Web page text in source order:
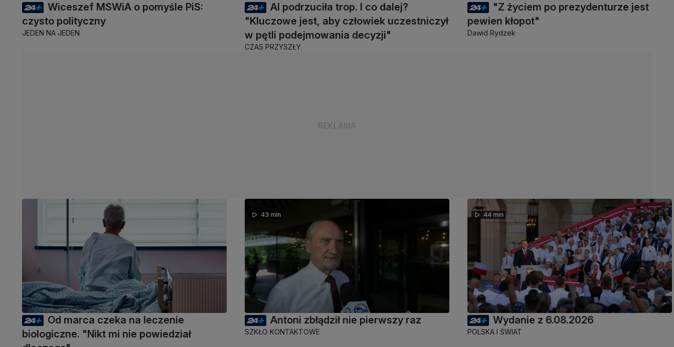
Wiceszef MSWiA o pomyśle PiS:
czysto polityczny
JEDEN NA JEDEN
AI podrzuciła trop. I co dalej?
"Kluczowe jest, aby człowiek uczestniczył
w pętli podejmowania decyzji"
CZAS PRZYSZŁY
"Z życiem po prezydenturze jest
pewien kłopot"
Dawid Rydzek
Od marca czeka na leczenie
biologiczne. "Nikt mi nie powiedział
43 min
Antoni zbłądził nie pierwszy raz
SZKŁO KONTAKTOWE
44 min
Wydanie z 6.08.2026
POLSKA I ŚWIAT